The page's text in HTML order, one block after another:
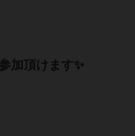
加頂けます✨